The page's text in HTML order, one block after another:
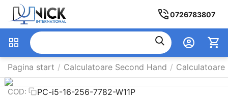
0726783807
Pagina start / Calculatoare Second Hand / Calculatoare
COD: PC-i5-16-256-7782-W11P